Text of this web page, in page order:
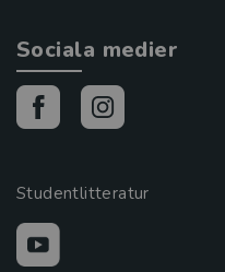
Sociala medier
Studentlitteratur